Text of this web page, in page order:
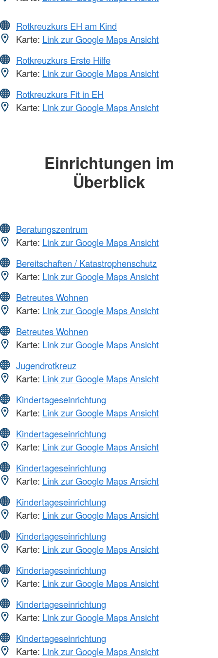
Rotkreuzkurs EH am Kind
Karte: Link zur Google Maps Ansicht
Rotkreuzkurs Erste Hilfe
Karte: Link zur Google Maps Ansicht
Rotkreuzkurs Fit in EH
Karte: Link zur Google Maps Ansicht
Einrichtungen im
Überblick
Beratungszentrum
Karte: Link zur Google Maps Ansicht
Bereitschaften / Katastrophenschutz
Karte: Link zur Google Maps Ansicht
Betreutes Wohnen
Karte: Link zur Google Maps Ansicht
Betreutes Wohnen
Karte: Link zur Google Maps Ansicht
Jugendrotkreuz
Karte: Link zur Google Maps Ansicht
Kindertageseinrichtung
Karte: Link zur Google Maps Ansicht
Kindertageseinrichtung
Karte: Link zur Google Maps Ansicht
Kindertageseinrichtung
Karte: Link zur Google Maps Ansicht
Kindertageseinrichtung
Karte: Link zur Google Maps Ansicht
Kindertageseinrichtung
Karte: Link zur Google Maps Ansicht
Kindertageseinrichtung
Karte: Link zur Google Maps Ansicht
Kindertageseinrichtung
Karte: Link zur Google Maps Ansicht
Kindertageseinrichtung
Karte: Link zur Google Maps Ansicht